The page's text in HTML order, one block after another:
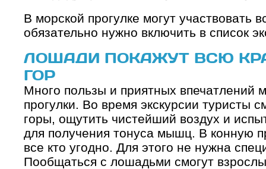
В морской прогулке могут участвовать
обязательно нужно включить в список
ЛОШАДИ ПОКАЖУТ ВСЮ
ГОР
Много пользы и приятных впечатлений
прогулки. Во время экскурсии туристы
горы, ощутить чистейший воздух и
для получения тонуса мышц. В конную
все кто угодно. Для этого не нужна
Пообщаться с лошадьми смогут